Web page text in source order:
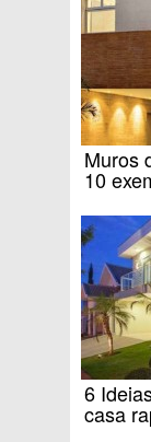
Muros
10
6
casa